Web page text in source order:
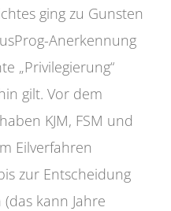
ging zu Gunsten
Anerkennung
„Privilegierung“
gilt. Vor dem
KJM, FSM und
Eilverfahren
zur Entscheidung
kann Jahre